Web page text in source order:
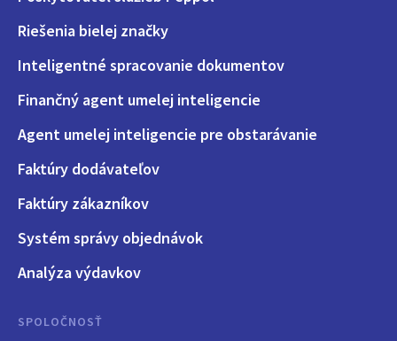
Riešenia bielej značky
Inteligentné spracovanie dokumentov
Finančný agent umelej inteligencie
Agent umelej inteligencie pre obstarávanie
Faktúry dodávateľov
Faktúry zákazníkov
Systém správy objednávok
Analýza výdavkov
SPOLOČNOSŤ